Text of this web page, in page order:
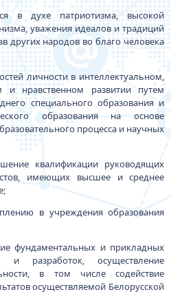
в духе патриотизма, высокой
уважения идеалов и традиций
других народов во благо человека
личности в интеллектуальном,
и нравственном развитии путем
специального образования и
образования на основе
процесса и научных
квалификации руководящих
имеющих высшее и среднее
в учреждения образования
фундаментальных и прикладных
и разработок, осуществление
в том числе содействие
осуществляемой Белорусской